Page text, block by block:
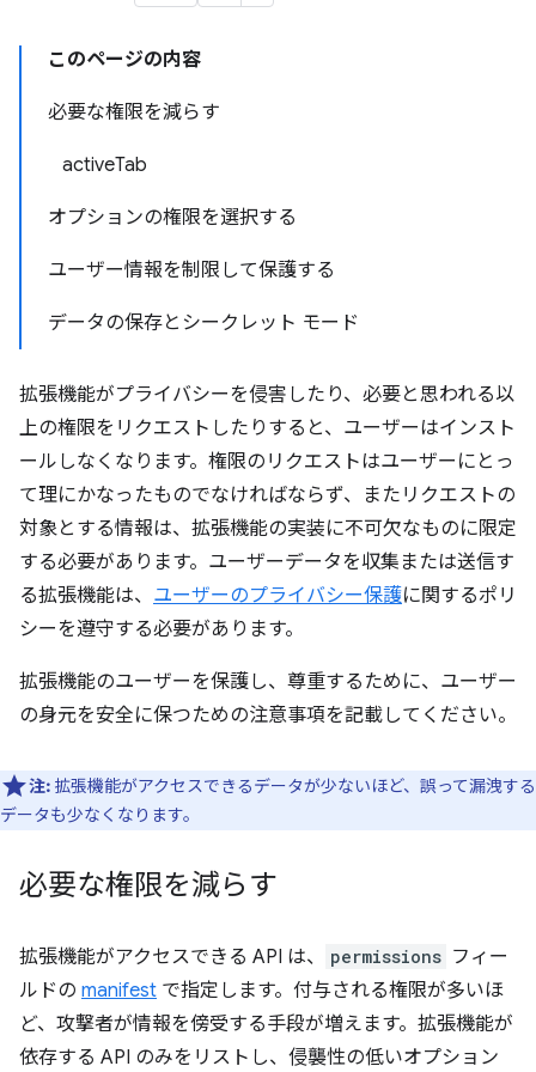
このページの内容
必要な権限を減らす
activeTab
オプションの権限を選択する
ユーザー情報を制限して保護する
データの保存とシークレット モード
拡張機能がプライバシーを侵害したり、必要と思われる以
上の権限をリクエストしたりすると、ユーザーはインスト
ールしなくなります。権限のリクエストはユーザーにとっ
て理にかなったものでなければならず、またリクエストの
対象とする情報は、拡張機能の実装に不可欠なものに限定
する必要があります。ユーザーデータを収集または送信す
る拡張機能は、 ユーザーのプライバシー保護に関するポリ
シーを遵守する必要があります。
拡張機能のユーザーを保護し、尊重するために、ユーザー
の身元を安全に保つための注意事項を記載してください。
注: 拡張機能がアクセスできるデータが少ないほど、誤って漏洩する
データも少なくなります。
必要な権限を減らす
拡張機能がアクセスできる API は、 permissions フィー
ルドの manifest で指定します。付与される権限が多いほ
ど、攻撃者が情報を傍受する手段が増えます。拡張機能が
依存する API のみをリストし、侵襲性の低いオプション